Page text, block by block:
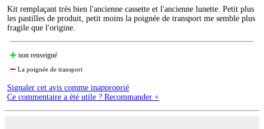
Kit remplaçant très bien l'ancienne cassette et l'ancienne lunette. Petit plus
les pastilles de produit, petit moins la poignée de transport me semble plus
fragile que l'origine.
non renseigné
La poignée de transport
Signaler cet avis comme inapproprié
Ce commentaire a été utile ? Recommander +